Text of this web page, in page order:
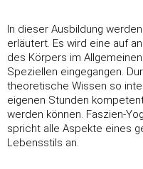
In dieser Ausbildung
erläutert. Es wird eine auf
des Körpers im
Speziellen eingegangen.
theoretische Wissen so
eigenen Stunden
werden können. Faszien-
spricht alle Aspekte eines
Lebensstils an.